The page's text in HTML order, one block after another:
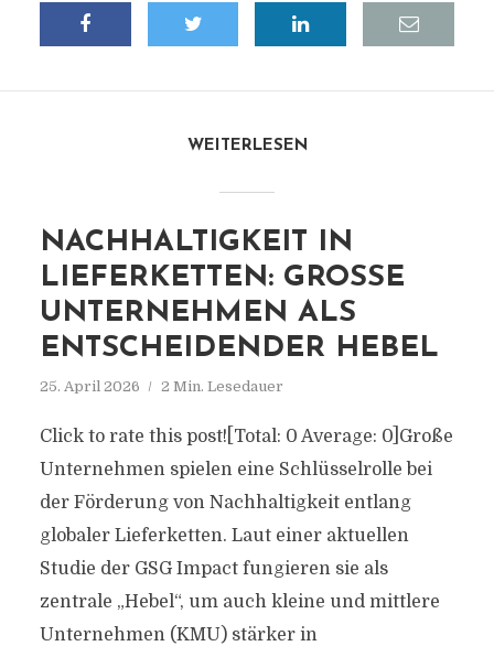
WEITERLESEN
NACHHALTIGKEIT IN
LIEFERKETTEN: GROSSE U
NTERNEHMEN ALS E
NTSCHEIDENDER HEBEL
25. April 2026 2 Min. Lesedauer
Click to rate this post![Total: 0 Average: 0]Große
Unternehmen spielen eine Schlüsselrolle bei
der Förderung von Nachhaltigkeit entlang
globaler Lieferketten. Laut einer aktuellen
Studie der GSG Impact fungieren sie als
zentrale „Hebel“, um auch kleine und mittlere
Unternehmen (KMU) stärker in